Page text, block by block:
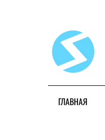
ГЛАВНАЯ